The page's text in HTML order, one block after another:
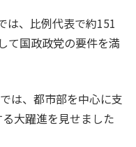
は、比例代表で約151
て国政政党の要件を満
は、都市部を中心に支
大躍進を見せました